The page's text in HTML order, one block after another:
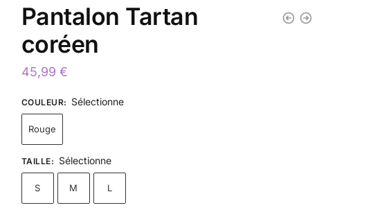
Pantalon Tartan
coréen
45,99 €
COULEUR: Sélectionne
Rouge
TAILLE: Sélectionne
S M L